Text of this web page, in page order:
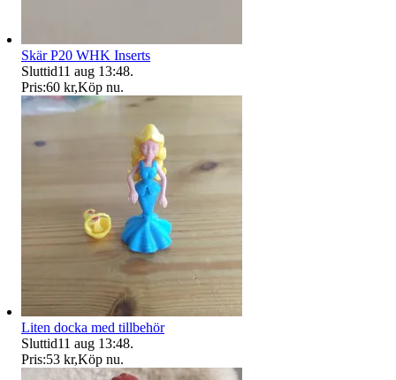
Skär P20 WHK Inserts
Sluttid11 aug 13:48.
Pris:60 kr,Köp nu.
Liten docka med tillbehör
Sluttid11 aug 13:48.
Pris:53 kr,Köp nu.